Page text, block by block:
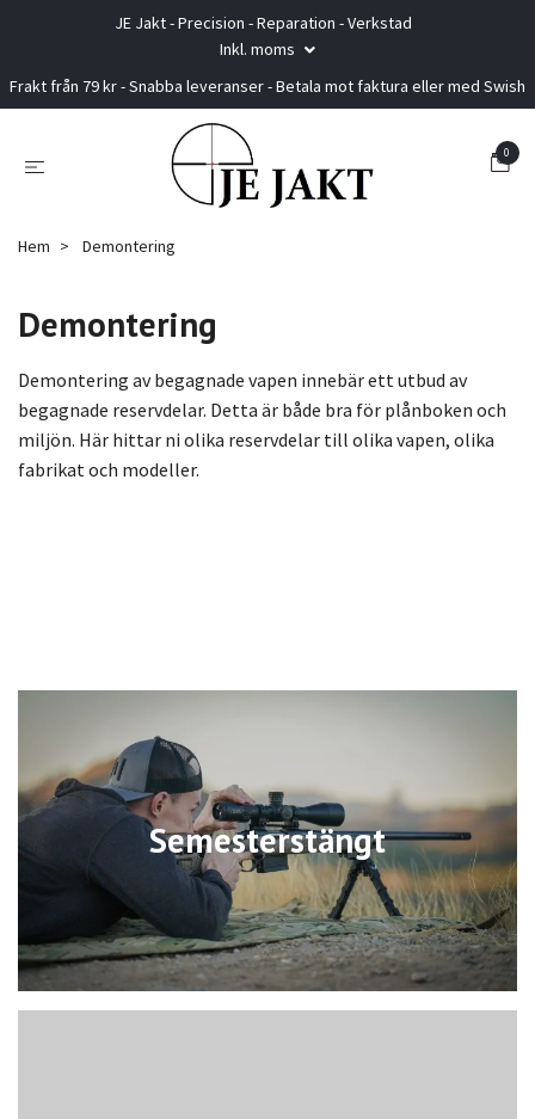
JE Jakt - Precision - Reparation - Verkstad
Inkl. moms
Frakt från 79 kr - Snabba leveranser - Betala mot faktura eller med Swish
0
Semesterstängt
Hem Demontering
Demontering
Demontering av begagnade vapen innebär ett utbud av
begagnade reservdelar. Detta är både bra för plånboken och
miljön. Här hittar ni olika reservdelar till olika vapen, olika
fabrikat och modeller.